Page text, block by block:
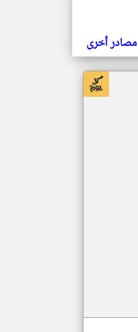
مصادر أخرى